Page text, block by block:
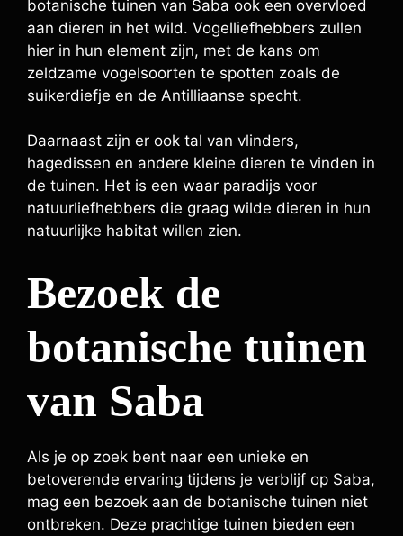
botanische tuinen van Saba ook een overvloed
aan dieren in het wild. Vogelliefhebbers zullen
hier in hun element zijn, met de kans om
zeldzame vogelsoorten te spotten zoals de
suikerdiefje en de Antilliaanse specht.
Daarnaast zijn er ook tal van vlinders,
hagedissen en andere kleine dieren te vinden in
de tuinen. Het is een waar paradijs voor
natuurliefhebbers die graag wilde dieren in hun
natuurlijke habitat willen zien.
Bezoek de
botanische tuinen
van Saba
Als je op zoek bent naar een unieke en
betoverende ervaring tijdens je verblijf op Saba,
mag een bezoek aan de botanische tuinen niet
ontbreken. Deze prachtige tuinen bieden een